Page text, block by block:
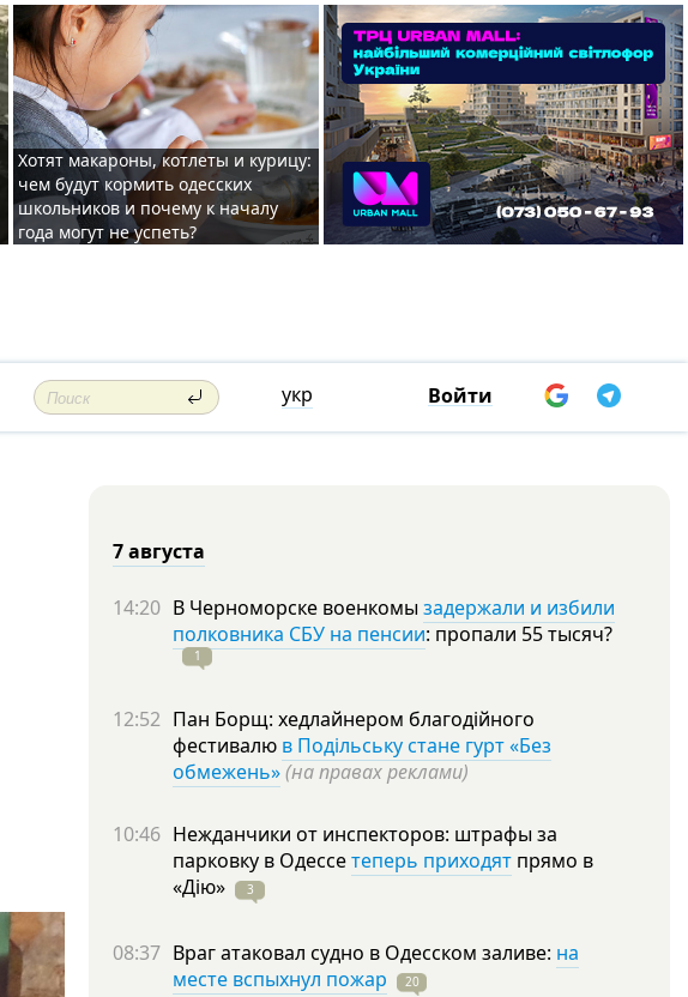
Хотят макароны, котлеты и курицу:
чем будут кормить одесских
школьников и почему к началу
года могут не успеть?
укр Войти
7 августа
14:20 В Черноморске военкомы задержали и избили
полковника СБУ на пенсии: пропали 55тысяч?
1
12:52 Пан Борщ: хедлайнером благодійного
фестивалю в Подільську стане гурт «Без
обмежень»(на правах реклами)
10:46 Нежданчики от инспекторов: штрафы за
парковку в Одессетеперь приходят прямо в
«Дію»
3
08:37 Враг атаковал судно в Одесском заливе: на
месте вспыхнул пожар
20